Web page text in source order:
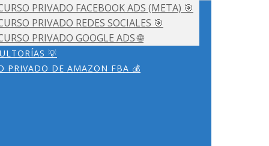
PRIVADO FACEBOOK ADS (META) 🎯
PRIVADO REDES SOCIALES 🎯
PRIVADO GOOGLE ADS 🌐
💡
PRIVADO DE AMAZON FBA 💰